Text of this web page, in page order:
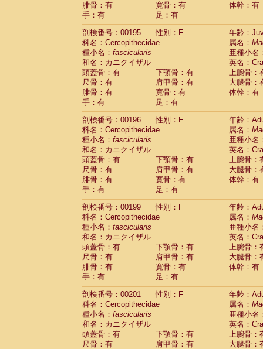
腓骨：有
寛骨：有
体幹：有
手：有
足：有
剖検番号：00195
性別：F
年齢：
科名：Cercopithecidae
属名：
種小名： fascicularis
亜種小名
和名：カニクイザル
英名：
頭蓋骨：有
下顎骨：有
上腕骨：
尺骨：有
肩甲骨：有
大腿骨：
腓骨：有
寛骨：有
体幹：有
手：有
足：有
剖検番号：00196
性別：F
年齢：
科名：Cercopithecidae
属名：
種小名： fascicularis
亜種小名
和名：カニクイザル
英名：
頭蓋骨：有
下顎骨：有
上腕骨：
尺骨：有
肩甲骨：有
大腿骨：
腓骨：有
寛骨：有
体幹：有
手：有
足：有
剖検番号：00199
性別：F
年齢：
科名：Cercopithecidae
属名：
種小名： fascicularis
亜種小名
和名：カニクイザル
英名：
頭蓋骨：有
下顎骨：有
上腕骨：
尺骨：有
肩甲骨：有
大腿骨：
腓骨：有
寛骨：有
体幹：有
手：有
足：有
剖検番号：00201
性別：F
年齢：
科名：Cercopithecidae
属名：
種小名： fascicularis
亜種小名
和名：カニクイザル
英名：
頭蓋骨：有
下顎骨：有
上腕骨：
尺骨：有
肩甲骨：有
大腿骨：